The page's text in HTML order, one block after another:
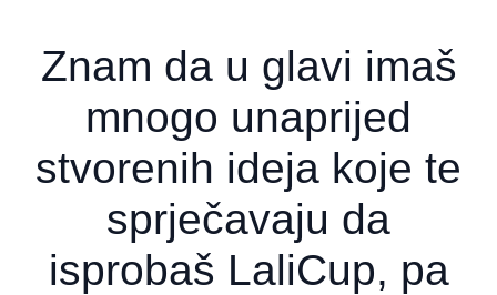
Znam da u glavi imaš
mnogo unaprijed
stvorenih ideja koje te
sprječavaju da
isprobaš LaliCup, pa